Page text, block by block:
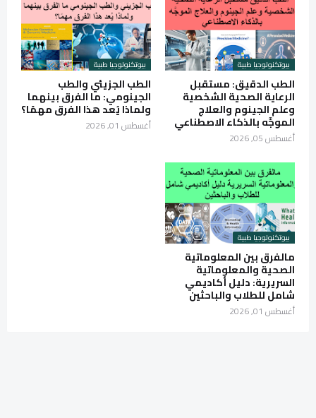
بيوتكنولوجيا طبية
الطب الدقيق: مستقبل
الرعاية الصحية الشخصية
وعلم الجينوم والعلاج
الموجَّه بالذكاء الاصطناعي
أغسطس 05, 2026
بيوتكنولوجيا طبية
الطب الجزيئي والطب
الجينومي: ما الفرق بينهما
ولماذا يُعد هذا الفرق مهمًا؟
أغسطس 01, 2026
بيوتكنولوجيا طبية
مالفرق بين المعلوماتية
الصحية والمعلوماتية
السريرية: دليل أكاديمي
شامل للطلاب والباحثين
أغسطس 01, 2026